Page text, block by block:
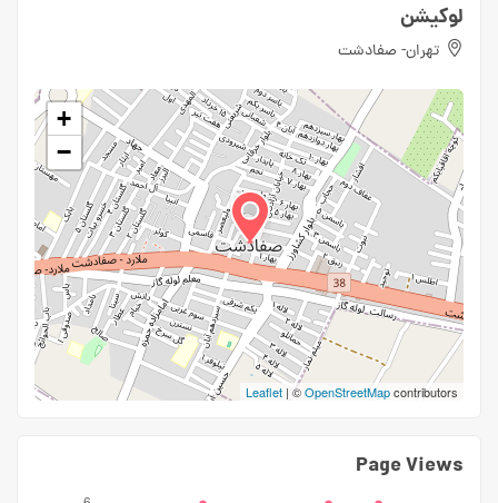
لوکیشن
تهران- صفادشت
+
−
Leaflet | ©OpenStreetMapcontributors
Page Views